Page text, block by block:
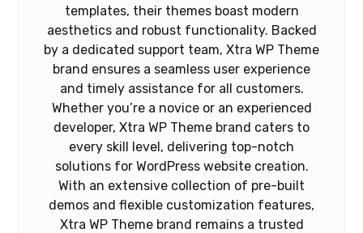
templates, their themes boast modern
aesthetics and robust functionality. Backed
by a dedicated support team, Xtra WP Theme
brand ensures a seamless user experience
and timely assistance for all customers.
Whether you’re a novice or an experienced
developer, Xtra WP Theme brand caters to
every skill level, delivering top-notch
solutions for WordPress website creation.
With an extensive collection of pre-built
demos and flexible customization features,
Xtra WP Theme brand remains a trusted